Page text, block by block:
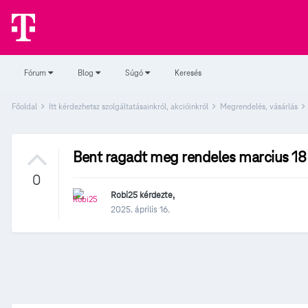
Fórum Blog Súgó Keresés
Főoldal Itt kérdezhetsz szolgáltatásainkról, akcióinkról Megrendelés, vásárlás
0
Bent ragadt meg rendeles marcius
Robi25 kérdezte,
2025. április 16.